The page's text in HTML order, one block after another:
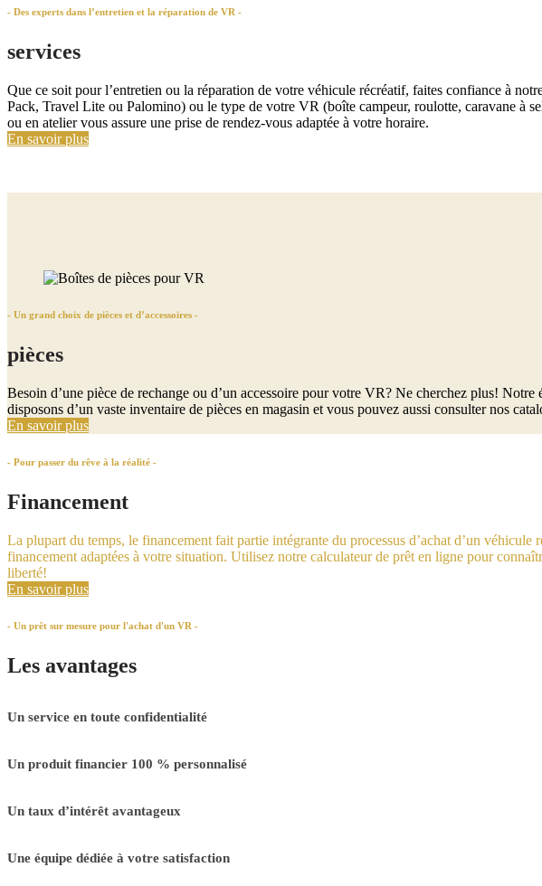
- Des experts dans l’entretien et la réparation de VR -
services
Que ce soit pour l’entretien ou la réparation de votre véhicule récréatif, faites confiance à
Pack, Travel Lite ou Palomino) ou le type de votre VR (boîte campeur, roulotte, caravane à
ou en atelier vous assure une prise de rendez-vous adaptée à votre horaire.
En savoir plus
- Un grand choix de pièces et d’accessoires -
pièces
Besoin d’une pièce de rechange ou d’un accessoire pour votre VR? Ne cherchez plus!
disposons d’un vaste inventaire de pièces en magasin et vous pouvez aussi consulter nos
En savoir plus
- Pour passer du rêve à la réalité -
Financement
La plupart du temps, le financement fait partie intégrante du processus d’achat d’un
financement adaptées à votre situation. Utilisez notre calculateur de prêt en ligne pour
liberté!
En savoir plus
- Un prêt sur mesure pour l'achat d'un VR -
Les avantages
Un service en toute confidentialité
Un produit financier 100 % personnalisé
Un taux d’intérêt avantageux
Une équipe dédiée à votre satisfaction